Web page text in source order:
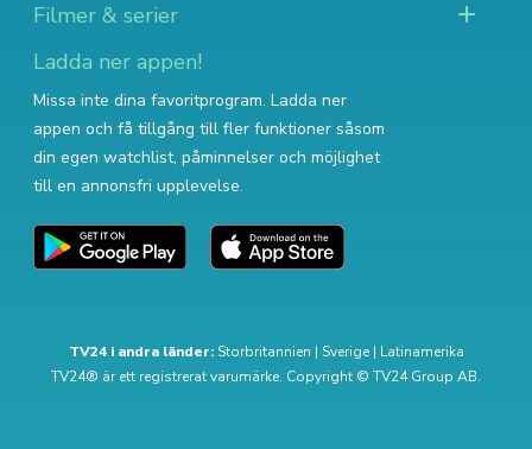
Filmer & serier
Ladda ner appen!
Missa inte dina favoritprogram. Ladda ner
appen och få tillgång till fler funktioner såsom
din egen watchlist, påminnelser och möjlighet
till en annonsfri upplevelse.
TV24 i andra länder: Storbritannien | Sverige| Latinamerika
TV24® är ett registrerat varumärke. Copyright © TV24 Group AB.